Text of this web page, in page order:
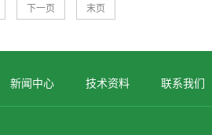
下一页 末页
新闻中心 技术资料 联系我们